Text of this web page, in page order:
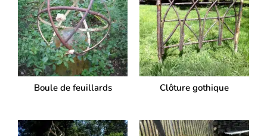
Boule de feuillards Clôture gothique